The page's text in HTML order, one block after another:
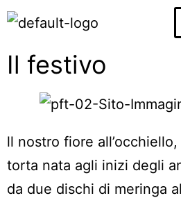
Il festivo
ll nostro fiore all’occhiello,
torta nata agli inizi degli
da due dischi di meringa